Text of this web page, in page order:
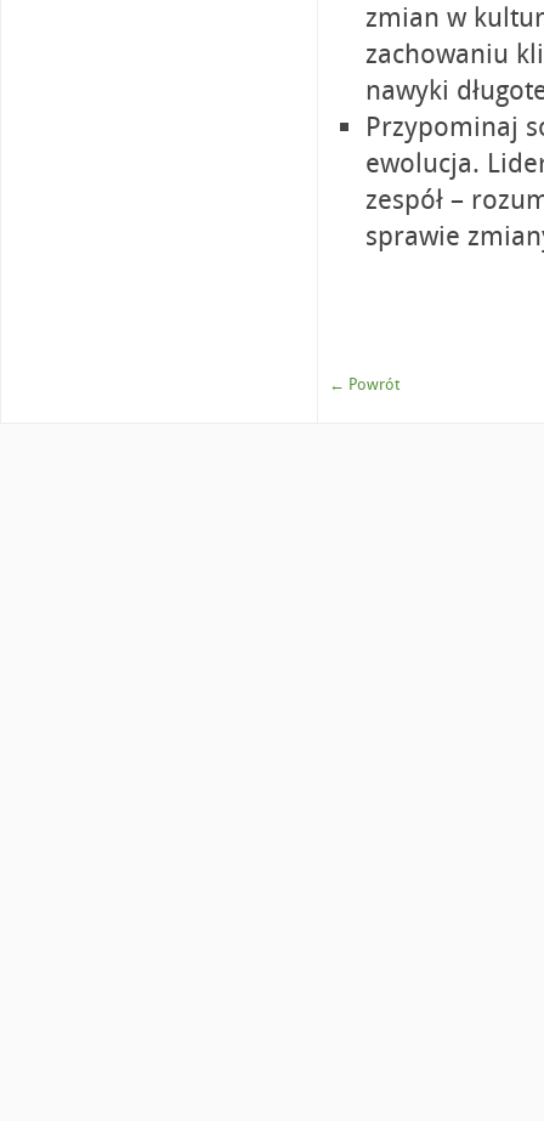
zmian w
zachowaniu
nawyki
Przypominaj
ewolucja.
zespół –
sprawie
← Powrót